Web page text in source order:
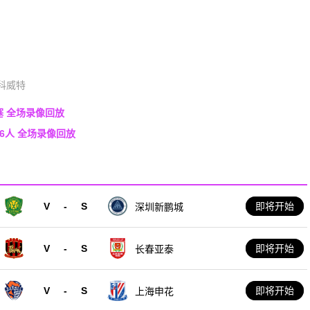
威特
全场录像回放
人 全场录像回放
V - S 深圳新鹏城 即将开始
V - S 长春亚泰 即将开始
V - S 上海申花 即将开始